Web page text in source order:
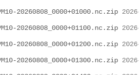
PM10-20260808_0000+01000.nc.zip
PM10-20260808_0000+01100.nc.zip
PM10-20260808_0000+01200.nc.zip
PM10-20260808_0000+01300.nc.zip